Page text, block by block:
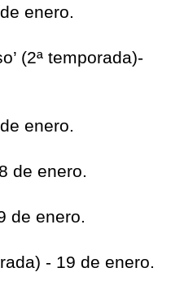
enero.
(2ª temporada)-
enero.
de enero.
de enero.
- 19 de enero.